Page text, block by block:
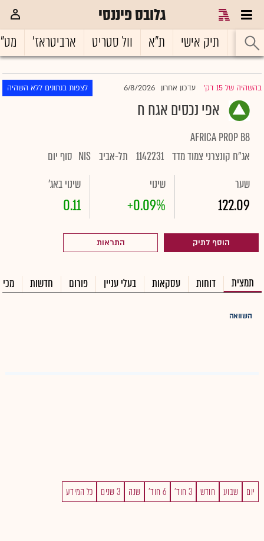
גלובס פיננסי
ראשי תיק אישי ת"א וול סטריט ארביטראז'
בהשהיה של 15 דק' |עדכון אחרון 6/8/2026 לצפות בנתונים ללא השהיה
אפי נכסים אגח ח
AFRICA PROP B8
אג"ח קונצרני צמוד מדד 1142231 תל-אביב NIS סוף יום
שער
122.09
שינוי
+0.09%
שינוי באג'
0.11
הוסף לתיק התראות
תמצית דוחות עסקאות בעלי עניין פורום חדשות
השוואה
יום שבוע חודש 3 חוד' 6 חוד' שנה 3 שנים כל המידע